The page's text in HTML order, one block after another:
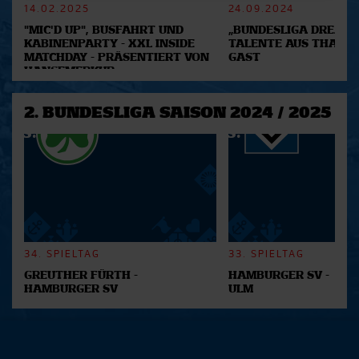
Abschnitt Einzelheiten
Wir verwenden Cookies, um Inhalte und Anzeigen zu
personalisieren, Funktionen für soziale Medien anbieten
analysieren. Außerdem geben wir Informationen zu Ihrer
soziale Medien, Werbung und Analysen weiter. Unsere
Partner führen diese Informationen möglicherweise mit
14.02.2025
"MIC'D UP", BUSFAHRT UND
KABINENPARTY - XXL INSIDE
MATCHDAY - PRÄSENTIERT VON
HANSEMERKUR
24.09.2024
„BUNDESLIGA DREAM
TALENTE AUS
GAST
2. BUNDESLIGA SAISON 2024 / 2025
34. SPIELTAG
GREUTHER FÜRTH -
HAMBURGER SV
33. SPIELTAG
HAMBURGER SV -
ULM